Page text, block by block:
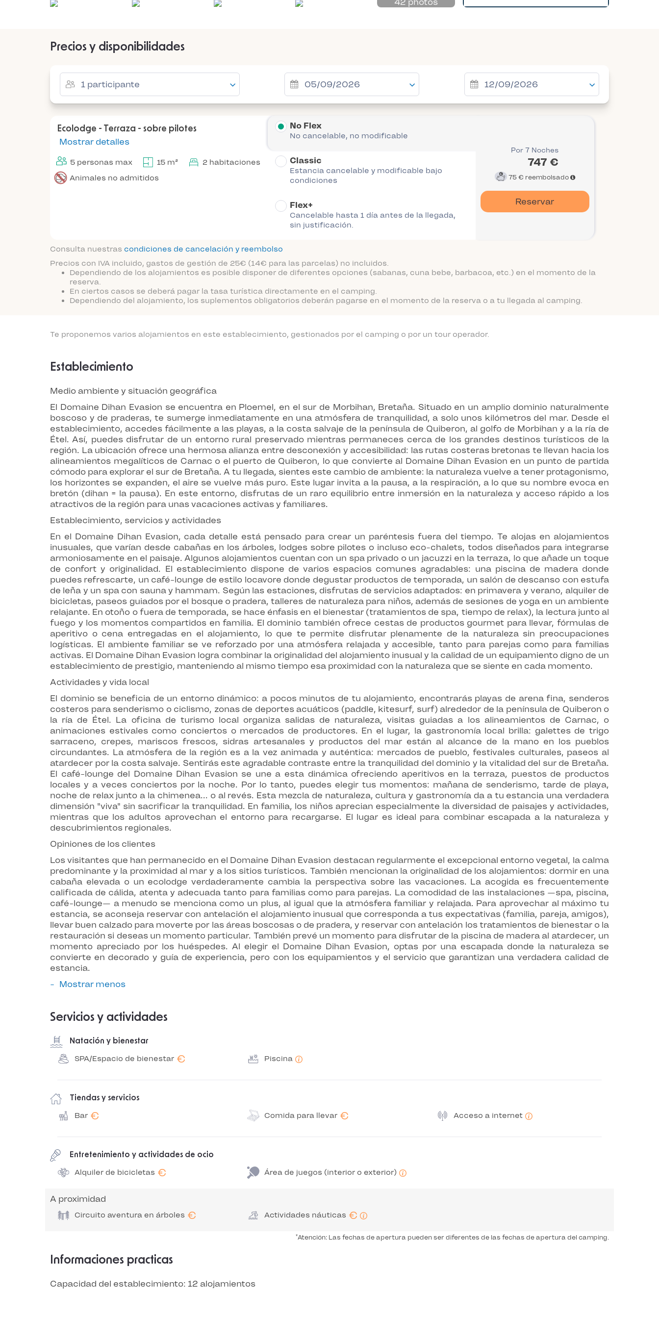
42 photos
Precios y disponibilidades
Ecolodge - Terraza - sobre pilotes
Mostrar detalles
5 personas max 15 m²
2 habitaciones
Animales no admitidos
No Flex
No cancelable, no modificable
Classic
Estancia cancelable y modificable bajo
condiciones
Flex+
Cancelable hasta 1 día antes de la llegada,
sin justificación.
Por 7 Noches
747 €
75 € reembolsado
Reservar
Consulta nuestras condiciones de cancelación y reembolso
Precios con IVA incluido, gastos de gestión de 25€ (14€ para las parcelas) no incluidos.
Dependiendo de los alojamientos es posible disponer de diferentes opciones (sabanas, cuna bebe, barbacoa, etc.) en el momento de la
reserva.
En ciertos casos se deberá pagar la tasa turística directamente en el camping.
Dependiendo del alojamiento, los suplementos obligatorios deberán pagarse en el momento de la reserva o a tu llegada al camping.
Te proponemos varios alojamientos en este establecimiento, gestionados por el camping o por un tour operador.
Establecimiento
Medio ambiente y situación geográfica
El Domaine Dihan Evasion se encuentra en Ploemel, en el sur de Morbihan, Bretaña. Situado en un amplio dominio naturalmente
boscoso y de praderas, te sumerge inmediatamente en una atmósfera de tranquilidad, a solo unos kilómetros del mar. Desde el
establecimiento, accedes fácilmente a las playas, a la costa salvaje de la península de Quiberon, al golfo de Morbihan y a la ría de
Étel. Así, puedes disfrutar de un entorno rural preservado mientras permaneces cerca de los grandes destinos turísticos de la
región. La ubicación ofrece una hermosa alianza entre desconexión y accesibilidad: las rutas costeras bretonas te llevan hacia los
alineamientos megalíticos de Carnac o el puerto de Quiberon, lo que convierte al Domaine Dihan Evasion en un punto de partida
cómodo para explorar el sur de Bretaña. A tu llegada, sientes este cambio de ambiente: la naturaleza vuelve a tener protagonismo,
los horizontes se expanden, el aire se vuelve más puro. Este lugar invita a la pausa, a la respiración, a lo que su nombre evoca en
bretón (dihan = la pausa). En este entorno, disfrutas de un raro equilibrio entre inmersión en la naturaleza y acceso rápido a los
atractivos de la región para unas vacaciones activas y familiares.
Establecimiento, servicios y actividades
En el Domaine Dihan Evasion, cada detalle está pensado para crear un paréntesis fuera del tiempo. Te alojas en alojamientos
inusuales, que varían desde cabañas en los árboles, lodges sobre pilotes o incluso eco-chalets, todos diseñados para integrarse
armoniosamente en el paisaje. Algunos alojamientos cuentan con un spa privado o un jacuzzi en la terraza, lo que añade un toque
de confort y originalidad. El establecimiento dispone de varios espacios comunes agradables: una piscina de madera donde
puedes refrescarte, un café-lounge de estilo locavore donde degustar productos de temporada, un salón de descanso con estufa
de leña y un spa con sauna y hammam. Según las estaciones, disfrutas de servicios adaptados: en primavera y verano, alquiler de
bicicletas, paseos guiados por el bosque o pradera, talleres de naturaleza para niños, además de sesiones de yoga en un ambiente
relajante. En otoño o fuera de temporada, se hace énfasis en el bienestar (tratamientos de spa, tiempo de relax), la lectura junto al
fuego y los momentos compartidos en familia. El dominio también ofrece cestas de productos gourmet para llevar, fórmulas de
aperitivo o cena entregadas en el alojamiento, lo que te permite disfrutar plenamente de la naturaleza sin preocupaciones
logísticas. El ambiente familiar se ve reforzado por una atmósfera relajada y accesible, tanto para parejas como para familias
activas. El Domaine Dihan Evasion logra combinar la originalidad del alojamiento inusual y la calidad de un equipamiento digno de un
establecimiento de prestigio, manteniendo al mismo tiempo esa proximidad con la naturaleza que se siente en cada momento.
Actividades y vida local
El dominio se beneficia de un entorno dinámico: a pocos minutos de tu alojamiento, encontrarás playas de arena fina, senderos
costeros para senderismo o ciclismo, zonas de deportes acuáticos (paddle, kitesurf, surf) alrededor de la península de Quiberon o
la ría de Étel. La oficina de turismo local organiza salidas de naturaleza, visitas guiadas a los alineamientos de Carnac, o
animaciones estivales como conciertos o mercados de productores. En el lugar, la gastronomía local brilla: galettes de trigo
sarraceno, crepes, mariscos frescos, sidras artesanales y productos del mar están al alcance de la mano en los pueblos
circundantes. La atmósfera de la región es a la vez animada y auténtica: mercados de pueblo, festivales culturales, paseos al
atardecer por la costa salvaje. Sentirás este agradable contraste entre la tranquilidad del dominio y la vitalidad del sur de Bretaña.
El café-lounge del Domaine Dihan Evasion se une a esta dinámica ofreciendo aperitivos en la terraza, puestos de productos
locales y a veces conciertos por la noche. Por lo tanto, puedes elegir tus momentos: mañana de senderismo, tarde de playa,
noche de relax junto a la chimenea... o al revés. Esta mezcla de naturaleza, cultura y gastronomía da a tu estancia una verdadera
dimensión "viva" sin sacrificar la tranquilidad. En familia, los niños aprecian especialmente la diversidad de paisajes y actividades,
mientras que los adultos aprovechan el entorno para recargarse. El lugar es ideal para combinar escapada a la naturaleza y
descubrimientos regionales.
Opiniones de los clientes
Los visitantes que han permanecido en el Domaine Dihan Evasion destacan regularmente el excepcional entorno vegetal, la calma
predominante y la proximidad al mar y a los sitios turísticos. También mencionan la originalidad de los alojamientos: dormir en una
cabaña elevada o un ecolodge verdaderamente cambia la perspectiva sobre las vacaciones. La acogida es frecuentemente
calificada de cálida, atenta y adecuada tanto para familias como para parejas. La comodidad de las instalaciones —spa, piscina,
café-lounge— a menudo se menciona como un plus, al igual que la atmósfera familiar y relajada. Para aprovechar al máximo tu
estancia, se aconseja reservar con antelación el alojamiento inusual que corresponda a tus expectativas (familia, pareja, amigos),
llevar buen calzado para moverte por las áreas boscosas o de pradera, y reservar con antelación los tratamientos de bienestar o la
restauración si deseas un momento particular. También prevé un momento para disfrutar de la piscina de madera al atardecer, un
momento apreciado por los huéspedes. Al elegir el Domaine Dihan Evasion, optas por una escapada donde la naturaleza se
convierte en decorado y guía de experiencia, pero con los equipamientos y el servicio que garantizan una verdadera calidad de
estancia.
Mostrar menos
Servicios y actividades
Natación y bienestar
SPA/Espacio de bienestar € Piscina
Tiendas y servicios
Bar € Comida para llevar € Acceso a internet
Entretenimiento y actividades de ocio
Alquiler de bicicletas € Área de juegos (interior o exterior)
A proximidad
Circuito aventura en árboles € Actividades náuticas €
*Atención: Las fechas de apertura pueden ser diferentes de las fechas de apertura del camping.
Informaciones practicas
Capacidad del establecimiento: 12 alojamientos